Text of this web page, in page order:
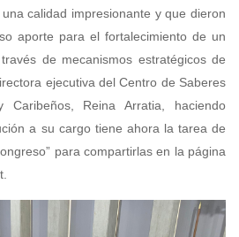
calidad impresionante y que dieron
aporte para el fortalecimiento de un
de mecanismos estratégicos de
ejecutiva del Centro de Saberes
Caribeños, Reina Arratia, haciendo
a su cargo tiene ahora la tarea de
para compartirlas en la página